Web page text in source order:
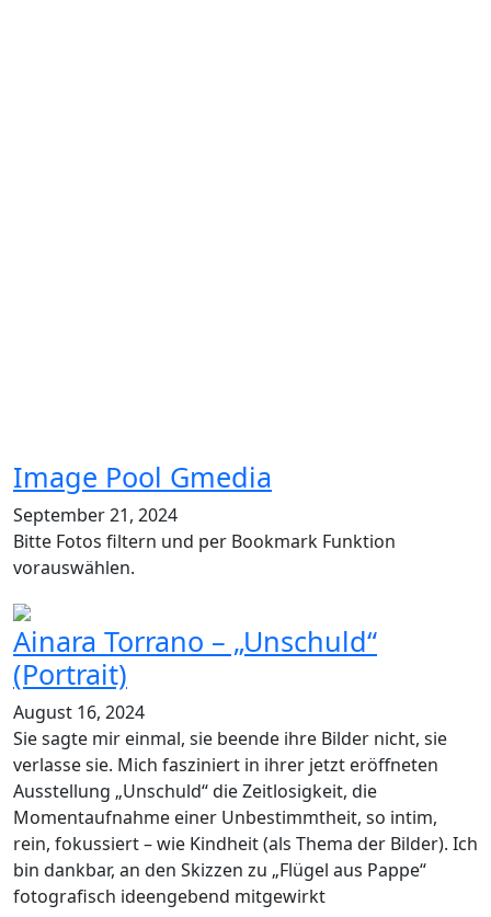
Image Pool Gmedia
September 21, 2024
Bitte Fotos filtern und per Bookmark Funktion
vorauswählen.
Ainara Torrano – „Unschuld“
(Portrait)
August 16, 2024
Sie sagte mir einmal, sie beende ihre Bilder nicht, sie
verlasse sie. Mich fasziniert in ihrer jetzt eröffneten
Ausstellung „Unschuld“ die Zeitlosigkeit, die
Momentaufnahme einer Unbestimmtheit, so intim,
rein, fokussiert – wie Kindheit (als Thema der Bilder). Ich
bin dankbar, an den Skizzen zu „Flügel aus Pappe“
fotografisch ideengebend mitgewirkt